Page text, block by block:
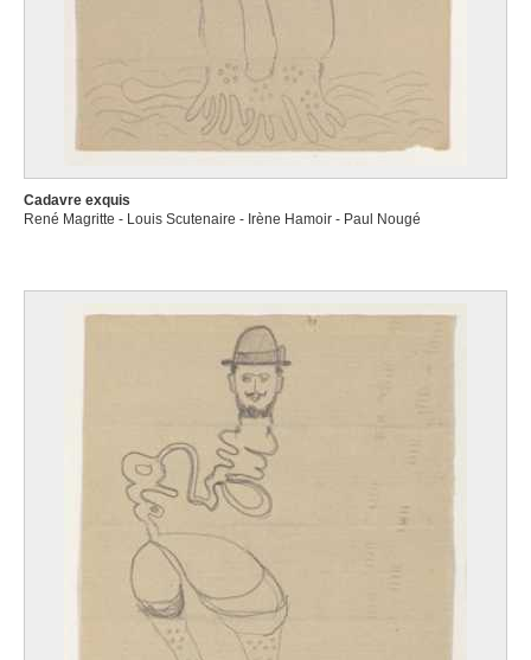
Cadavre exquis
René Magritte - Louis Scutenaire - Irène Hamoir - Paul Nougé